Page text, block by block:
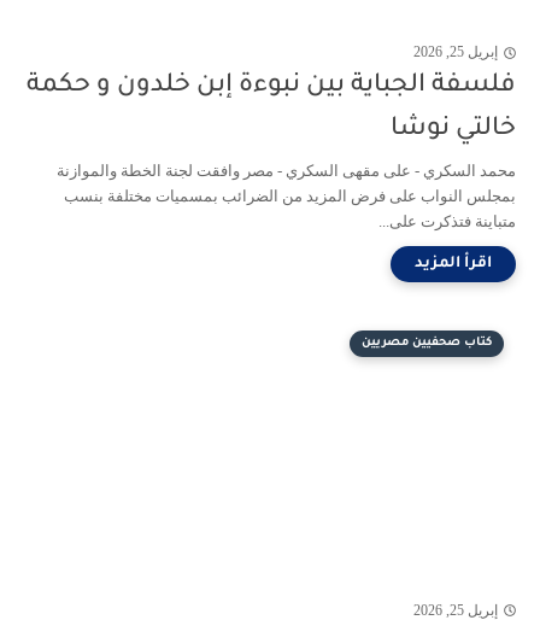
إبريل 25, 2026
فلسفة الجباية بين نبوءة إبن خلدون و حكمة
خالتي نوشا
محمد السكري - على مقهى السكري - مصر وافقت لجنة الخطة والموازنة
بمجلس النواب على فرض المزيد من الضرائب بمسميات مختلفة بنسب
متباينة فتذكرت على...
كتاب صحفيين مصريين
إبريل 25, 2026